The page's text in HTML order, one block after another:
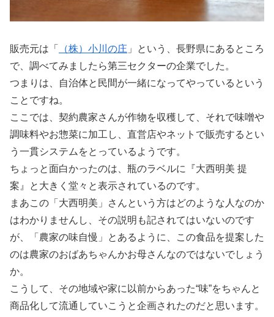
販売元は「 （株）小川の庄 」という、長野県にあるところ
で、調べてみましたら第三セクターの企業でした。
つまりは、自治体と民間が一緒になってやっているという
ことですね。
ここでは、契約農家さんが作物を収穫して、それで味噌や
調味料やお惣菜に加工し、直営店やネットで販売するとい
う一貫システムをとっているようです。
ちょっと面白かったのは、瓶のラベルに『大西明美 提
案』と大きく堂々と表示されているのです。
まあこの「大西明美」さんという方はどのような人なのか
はわかりませんし、その説明も記されてはいないのです
が、「農家の味自慢」とあるように、この食品を提案した
のは農家のおばあちゃんかお母さんなのではないでしょう
か。
こうして、その地域や家に以前からあった“味”をちゃんと
商品化して流通していこうと企画されたのだと思います。